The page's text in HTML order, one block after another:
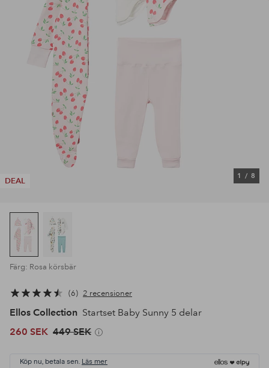
DEAL
1 / 8
Färg: Rosa körsbär
6 2 recensioner
Ellos Collection Startset Baby Sunny 5 delar
260 SEK 449 SEK
Köp nu, betala sen. Läs mer